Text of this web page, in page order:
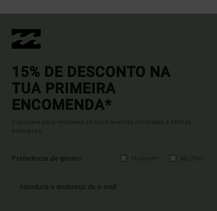
15% DE DESCONTO NA
TUA PRIMEIRA
ENCOMENDA*
Subscreve para receberes as mais recentes novidades e ofertas
exclusivas.
Preferência de género